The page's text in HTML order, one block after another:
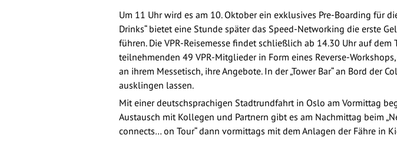
Um 11 Uhr wird es am 10. Oktober ein exklusives Pre-Boarding für
Drinks“ bietet eine Stunde später das Speed-Networking die erste
führen. Die VPR-Reisemesse findet schließlich ab 14.30 Uhr auf
teilnehmenden 49 VPR-Mitglieder in Form eines Reverse-
an ihrem Messetisch, ihre Angebote. In der „Tower Bar“ an Bord der
ausklingen lassen.
Mit einer deutschsprachigen Stadtrundfahrt in Oslo am Vormittag
Austausch mit Kollegen und Partnern gibt es am Nachmittag beim
connects… on Tour“ dann vormittags mit dem Anlagen der Fähre in